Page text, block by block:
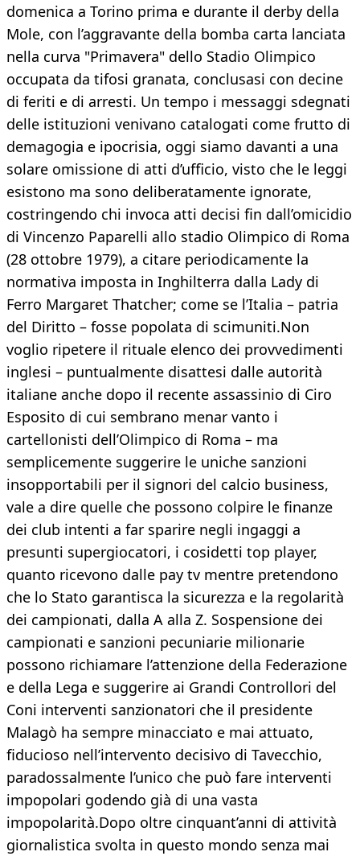
domenica a Torino prima e durante il derby della
Mole, con l’aggravante della bomba carta lanciata
nella curva "Primavera" dello Stadio Olimpico
occupata da tifosi granata, conclusasi con decine
di feriti e di arresti. Un tempo i messaggi sdegnati
delle istituzioni venivano catalogati come frutto di
demagogia e ipocrisia, oggi siamo davanti a una
solare omissione di atti d’ufficio, visto che le leggi
esistono ma sono deliberatamente ignorate,
costringendo chi invoca atti decisi fin dall’omicidio
di Vincenzo Paparelli allo stadio Olimpico di Roma
(28 ottobre 1979), a citare periodicamente la
normativa imposta in Inghilterra dalla Lady di
Ferro Margaret Thatcher; come se l’Italia – patria
del Diritto – fosse popolata di scimuniti.Non
voglio ripetere il rituale elenco dei provvedimenti
inglesi – puntualmente disattesi dalle autorità
italiane anche dopo il recente assassinio di Ciro
Esposito di cui sembrano menar vanto i
cartellonisti dell’Olimpico di Roma – ma
semplicemente suggerire le uniche sanzioni
insopportabili per il signori del calcio business,
vale a dire quelle che possono colpire le finanze
dei club intenti a far sparire negli ingaggi a
presunti supergiocatori, i cosidetti top player,
quanto ricevono dalle pay tv mentre pretendono
che lo Stato garantisca la sicurezza e la regolarità
dei campionati, dalla A alla Z. Sospensione dei
campionati e sanzioni pecuniarie milionarie
possono richiamare l’attenzione della Federazione
e della Lega e suggerire ai Grandi Controllori del
Coni interventi sanzionatori che il presidente
Malagò ha sempre minacciato e mai attuato,
fiducioso nell’intervento decisivo di Tavecchio,
paradossalmente l’unico che può fare interventi
impopolari godendo già di una vasta
impopolarità.Dopo oltre cinquant’anni di attività
giornalistica svolta in questo mondo senza mai